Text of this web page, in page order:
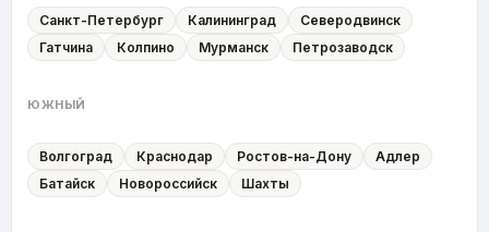
Санкт-Петербург Калининград
Северодвинск
Гатчина
Колпино Мурманск Петрозаводск
ЮЖНЫЙ
Волгоград Краснодар Ростов-на-Дону
Адлер
Батайск
Новороссийск Шахты